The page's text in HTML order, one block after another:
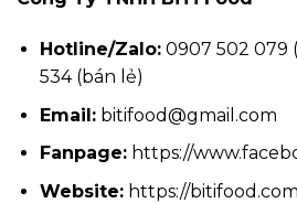
Hotline/Zalo:0907 502 079
534 (bán lẻ)
Email:bitifood@gmail.com
Fanpage:https://
Website:https://